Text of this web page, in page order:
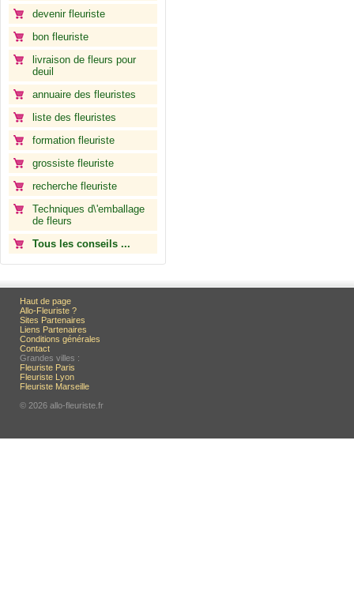
devenir fleuriste
bon fleuriste
livraison de fleurs pour
deuil
annuaire des fleuristes
liste des fleuristes
formation fleuriste
grossiste fleuriste
recherche fleuriste
Techniques d\'emballage
de fleurs
Tous les conseils ...
Haut de page
Allo-Fleuriste ?
Sites Partenaires
Liens Partenaires
Conditions générales
Contact
Grandes villes :
Fleuriste Paris
Fleuriste Lyon
Fleuriste Marseille
© 2026 allo-fleuriste.fr